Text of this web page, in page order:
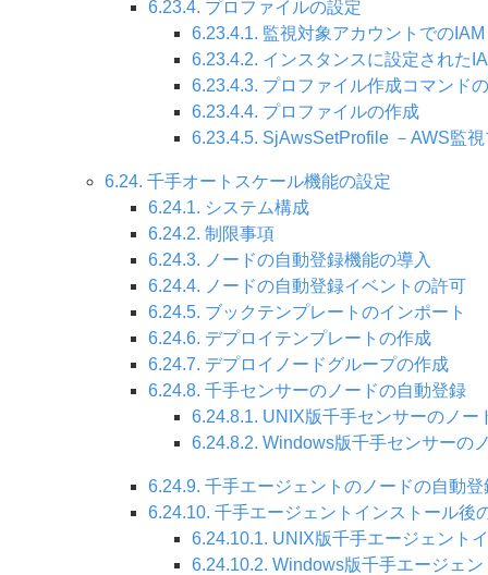
6.23.4. プロファイルの設定
6.23.4.1. 監視対象アカウントでの
6.23.4.2. インスタンスに設定された
6.23.4.3. プロファイル作成コマンド
6.23.4.4. プロファイルの作成
6.23.4.5. SjAwsSetProfile －AWS監
6.24. 千手オートスケール機能の設定
6.24.1. システム構成
6.24.2. 制限事項
6.24.3. ノードの自動登録機能の導入
6.24.4. ノードの自動登録イベントの許可
6.24.5. ブックテンプレートのインポート
6.24.6. デプロイテンプレートの作成
6.24.7. デプロイノードグループの作成
6.24.8. 千手センサーのノードの自動登録
6.24.8.1. UNIX版千手センサーのノー
6.24.8.2. Windows版千手センサーの
6.24.9. 千手エージェントのノードの自動登
6.24.10. 千手エージェントインストール後
6.24.10.1. UNIX版千手エージェント
6.24.10.2. Windows版千手エージェ